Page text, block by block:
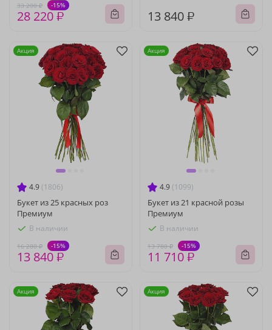
33 200 ₽ -15%
28 220 ₽ 13 840 ₽
4.9 (1806)
Букет из 25 красных роз
Премиум
В наличии
16 280 ₽ -15%
13 840 ₽
Акция
4.9 (1099)
Букет из 21 красной розы
Премиум
В наличии
13 780 ₽ -15%
11 710 ₽
Акция
Акция Акция